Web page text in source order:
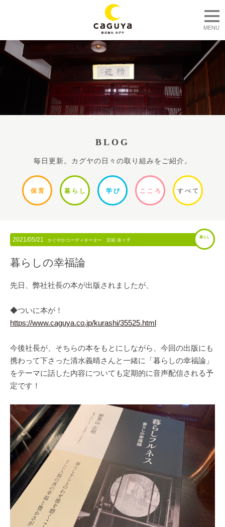
MENU
BLOG
毎日更新。カグヤの日々の取り組みをご紹介。
保 育 暮ら し 学 び ここ ろ すべて
2021/05/21 かぐやかコーディネーター 宮前 奈々子
暮らし
暮らしの幸福論
先日、弊社社長の本が出版されましたが、
◆ついに本が！
https://www.caguya.co.jp/kurashi/35525.html
今後社長が、そちらの本をもとにしながら、今回の出版にも
携わって下さった清水義晴さんと一緒に「暮らしの幸福論」
をテーマに話した内容についても定期的に音声配信される予
定です！